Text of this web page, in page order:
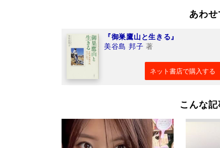
あわ
『御巣鷹山と生きる』
美谷島 邦子 著
ネット書店で購入する
こんな